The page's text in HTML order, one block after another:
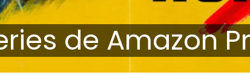
de Amazon